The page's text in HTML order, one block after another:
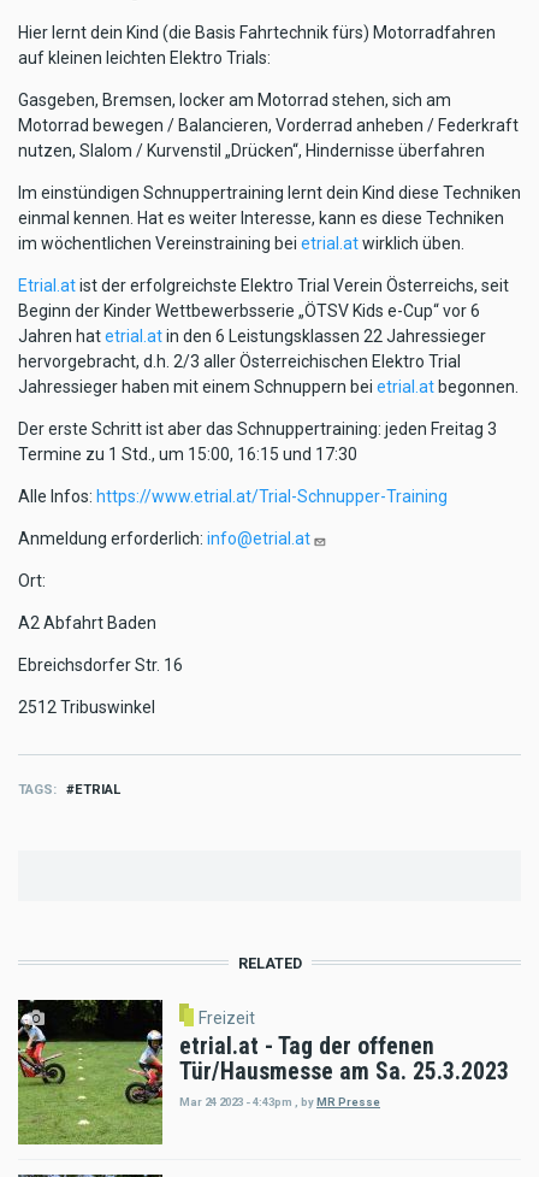
Hier lernt dein Kind (die Basis Fahrtechnik fürs) Motorradfahren
auf kleinen leichten Elektro Trials:
Gasgeben, Bremsen, locker am Motorrad stehen, sich am
Motorrad bewegen / Balancieren, Vorderrad anheben / Federkraft
nutzen, Slalom / Kurvenstil „Drücken“, Hindernisse überfahren
Im einstündigen Schnuppertraining lernt dein Kind diese Techniken
einmal kennen. Hat es weiter Interesse, kann es diese Techniken
im wöchentlichen Vereinstraining bei etrial.atwirklich üben.
Etrial.atist der erfolgreichste Elektro Trial Verein Österreichs, seit
Beginn der Kinder Wettbewerbsserie „ÖTSV Kids e-Cup“ vor 6
Jahren hatetrial.atin den 6 Leistungsklassen 22 Jahressieger
hervorgebracht, d.h. 2/3 aller Österreichischen Elektro Trial
Jahressieger haben mit einem Schnuppern bei etrial.at begonnen.
Der erste Schritt ist aber das Schnuppertraining: jeden Freitag 3
Termine zu 1 Std., um 15:00, 16:15 und 17:30
Alle Infos: https://www.etrial.at/Trial-Schnupper-Training
Anmeldung erforderlich: info@etrial.at
Ort:
A2 Abfahrt Baden
Ebreichsdorfer Str. 16
2512 Tribuswinkel
TAGS ETRIAL
RELATED
Freizeit
etrial.at - Tag der offenen
Tür/Hausmesse am Sa. 25.3.2023
Mar 24 2023 - 4:43pm byMR Presse